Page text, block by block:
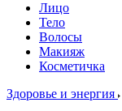
Лицо
Тело
Волосы
Макияж
Косметичка
Здоровье и энергия